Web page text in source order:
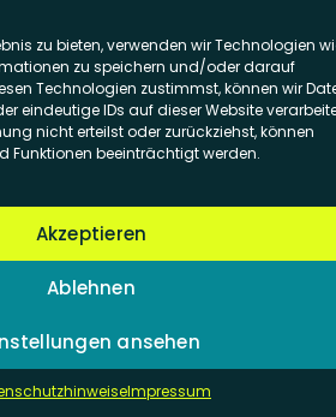
zu bieten, verwenden wir Technologien
zu speichern und/oder darauf
Technologien zustimmst, können wir
eindeutige IDs auf dieser Website
nicht erteilst oder zurückziehst, können
Funktionen beeinträchtigt werden.
Akzeptieren
Ablehnen
ansehen
Impressum